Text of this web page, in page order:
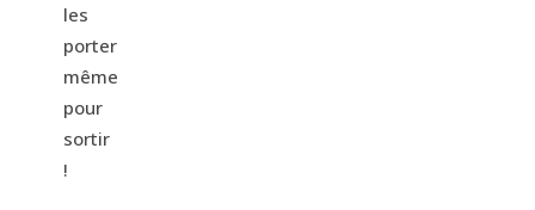
les
porter
même
pour
sortir
!